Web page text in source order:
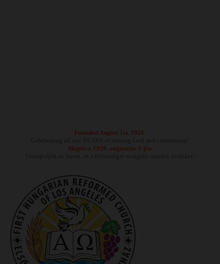
Founded August 1st, 1926.
Alapítva 1926. augusztus 1-jén.